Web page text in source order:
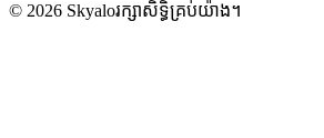
© 2026 Skyaloរក្សាសិទ្ធិគ្រប់យ៉ាង។